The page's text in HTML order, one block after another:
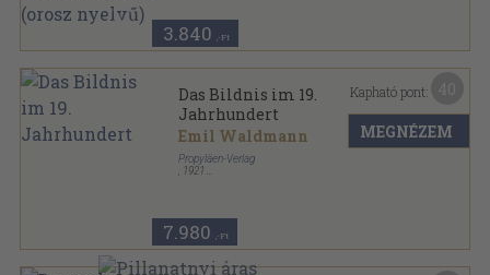
3.840 ,-Ft
Das Bildnis im 19.
Jahrhundert
Emil Waldmann
Propyläen-Verlag
1921
7.980 ,-Ft
Kapható pont:
MEGNÉZEM